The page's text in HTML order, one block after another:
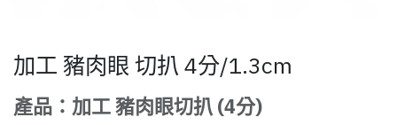
加工 豬肉眼 切扒 4分/1.3cm
產品：加工 豬肉眼切扒 (4分)